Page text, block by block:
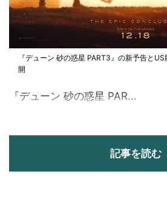
『デューン 砂の惑星 PART3』の新予告と
開
『デューン 砂の惑星 PAR...
記事を読む